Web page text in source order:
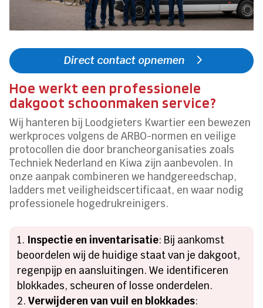
Direct contact opnemen
Hoe werkt een professionele
dakgoot schoonmaken service?
Wij hanteren bij Loodgieters Kwartier een bewezen
werkproces volgens de ARBO-normen en veilige
protocollen die door brancheorganisaties zoals
Techniek Nederland en Kiwa zijn aanbevolen. In
onze aanpak combineren we handgereedschap,
ladders met veiligheidscertificaat, en waar nodig
professionele hogedrukreinigers.
Inspectie en inventarisatie: Bij aankomst
beoordelen wij de huidige staat van je dakgoot,
regenpijp en aansluitingen. We identificeren
blokkades, scheuren of losse onderdelen.
Verwijderen van vuil en blokkades: